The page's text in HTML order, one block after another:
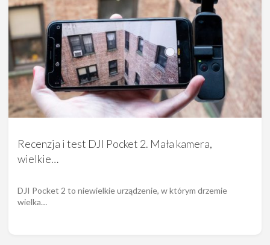
Recenzja i test DJI Pocket 2. Mała kamera,
wielkie…
DJI Pocket 2 to niewielkie urządzenie, w którym drzemie
wielka…